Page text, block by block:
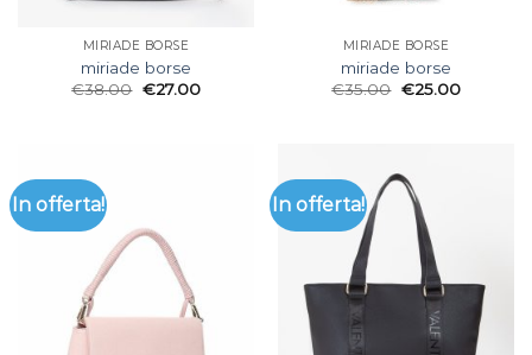
MIRIADE BORSE
miriade borse
€38.00 €27.00
MIRIADE BORSE
miriade borse
€35.00 €25.00
In offerta! In offerta!